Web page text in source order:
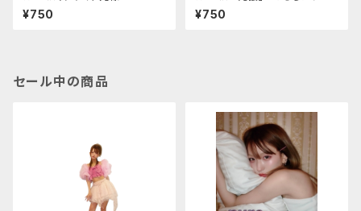
¥750
タルデータになります
¥750
セール中の商品